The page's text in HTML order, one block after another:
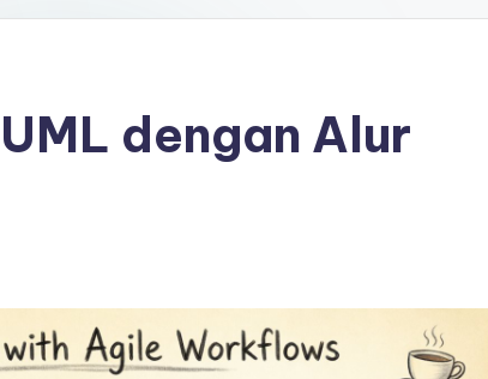
dengan Alur